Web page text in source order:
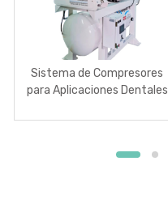
Sistema de Compresores
para Aplicaciones Dentales